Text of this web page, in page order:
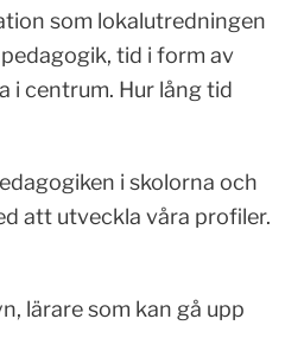
som lokalutredningen
tid i form av
i centrum. Hur lång tid
i skolorna och
att utveckla våra profiler.
lärare som kan gå upp